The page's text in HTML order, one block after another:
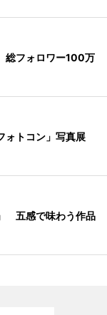
総フォロワー100万
ォトコン」写真展
五感で味わう作品